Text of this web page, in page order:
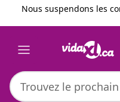
Précédent
Suivant
Nous suspendons les